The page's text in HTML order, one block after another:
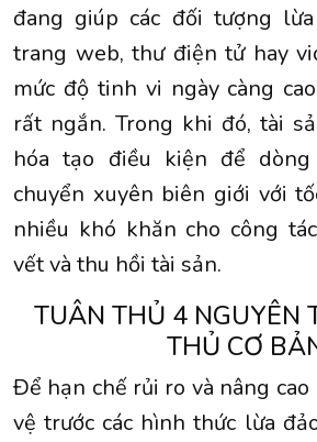
đang giúp các đối tượng
trang web, thư điện tử hay
mức độ tinh vi ngày càng
rất ngắn. Trong khi đó, tài
hóa tạo điều kiện để
chuyển xuyên biên giới với
nhiều khó khăn cho công
vết và thu hồi tài sản.
TUÂN THỦ 4 NGUYÊN
THỦ CƠ
Để hạn chế rủi ro và nâng
vệ trước các hình thức lừa